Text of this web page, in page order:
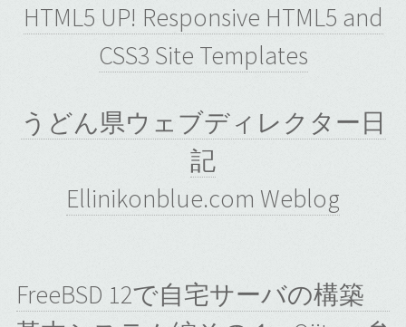
HTML5 UP! Responsive HTML5 and
CSS3 Site Templates
うどん県ウェブディレクター日
記
Ellinikonblue.com Weblog
FreeBSD 12で自宅サーバの構築